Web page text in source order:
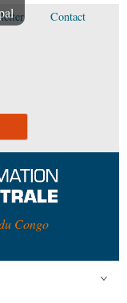
Contact
Congo